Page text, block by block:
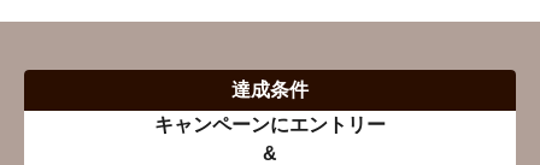
達成条件
キャンペーンにエントリー
&